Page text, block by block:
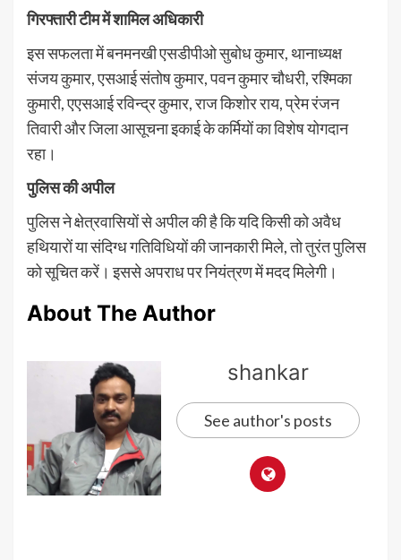
गिरफ्तारी टीम में शामिल अधिकारी
इस सफलता में बनमनखी एसडीपीओ सुबोध कुमार, थानाध्यक्ष
संजय कुमार, एसआई संतोष कुमार, पवन कुमार चौधरी, रश्मिका
कुमारी, एएसआई रविन्द्र कुमार, राज किशोर राय, प्रेम रंजन
तिवारी और जिला आसूचना इकाई के कर्मियों का विशेष योगदान
रहा।
पुलिस की अपील
पुलिस ने क्षेत्रवासियों से अपील की है कि यदि किसी को अवैध
हथियारों या संदिग्ध गतिविधियों की जानकारी मिले, तो तुरंत पुलिस
को सूचित करें। इससे अपराध पर नियंत्रण में मदद मिलेगी।
About The Author
shankar
See author's posts